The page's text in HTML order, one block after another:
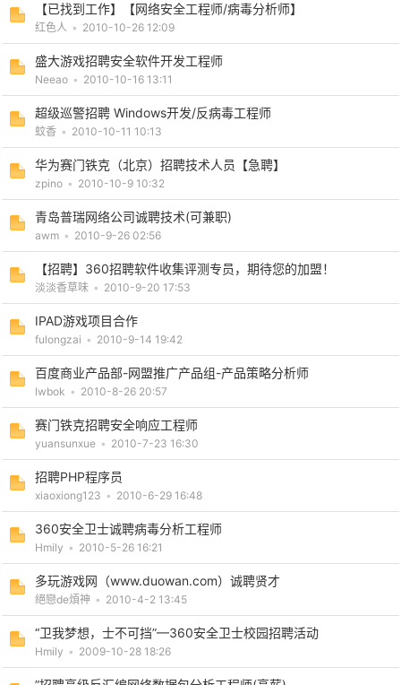
cn
【已找到工作】【网络安全工程师/病毒分析师】
红色人 • 2010-10-26 12:09
盛大游戏招聘安全软件开发工程师
Neeao • 2010-10-16 13:11
超级巡警招聘 Windows开发/反病毒工程师
蚊香 • 2010-10-11 10:13
华为赛门铁克（北京）招聘技术人员【急聘】
zpino • 2010-10-9 10:32
青岛普瑞网络公司诚聘技术(可兼职)
awm • 2010-9-26 02:56
【招聘】360招聘软件收集评测专员，期待您的加盟！
淡淡香草味 • 2010-9-20 17:53
IPAD游戏项目合作
fulongzai • 2010-9-14 19:42
百度商业产品部-网盟推广产品组-产品策略分析师
lwbok • 2010-8-26 20:57
赛门铁克招聘安全响应工程师
yuansunxue • 2010-7-23 16:30
招聘PHP程序员
xiaoxiong123 • 2010-6-29 16:48
360安全卫士诚聘病毒分析工程师
Hmily • 2010-5-26 16:21
多玩游戏网（www.duowan.com）诚聘贤才
絕戀de煩神 • 2010-4-2 13:45
“卫我梦想，士不可挡”—360安全卫士校园招聘活动
Hmily • 2009-10-28 18:26